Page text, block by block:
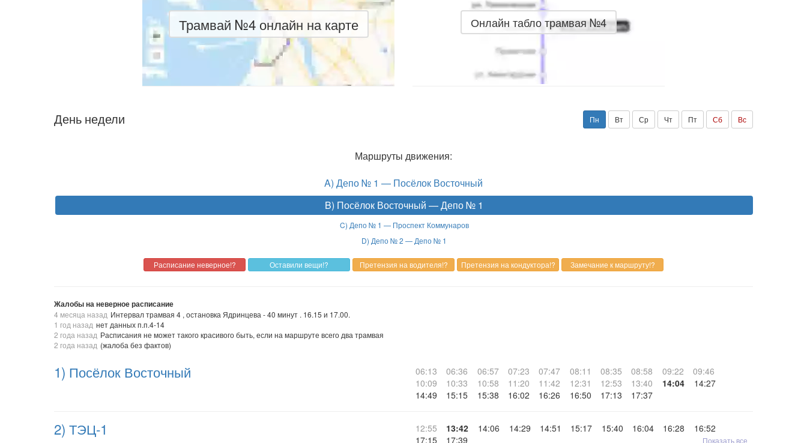
Трамвай №4 онлайн на карте Онлайн табло трамвая №4
День недели Пн Вт Ср Чт Пт Сб Вс
Маршруты движения:
A) Депо № 1 — Посёлок Восточный
B) Посёлок Восточный — Депо № 1
C) Депо № 1 — Проспект Коммунаров
D) Депо № 2 — Депо № 1
Жалобы на неверное расписание
4 месяца назад Интервал трамвая 4 , остановка Ядринцева - 40 минут . 16.15 и 17.00.
1 год назад нет данных п.п.4-14
2 года назад Расписания не может такого красивого быть, если на маршруте всего два трамвая
2 года назад (жалоба без фактов)
1) Посёлок Восточный 06:13 06:36 06:57 07:23 07:47 08:11 08:35 08:58 09:22
09:46
10:09
10:33 10:58 11:20 11:42 12:31 12:53 13:40 14:04
14:27
14:49
15:15 15:38 16:02 16:26 16:50 17:13 17:37
2) ТЭЦ-1 12:55 13:42 14:06 14:29 14:51 15:17 15:40 16:04 16:28
16:52
17:15
17:39 Показать все